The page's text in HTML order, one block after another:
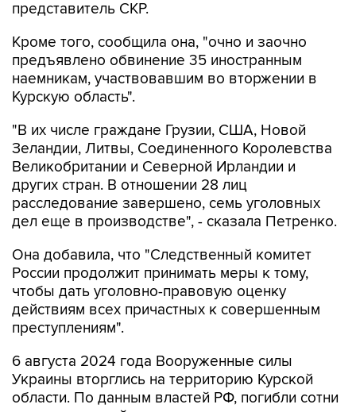
представитель СКР.
Кроме того, сообщила она, "очно и заочно
предъявлено обвинение 35 иностранным
наемникам, участвовавшим во вторжении в
Курскую область".
"В их числе граждане Грузии, США, Новой
Зеландии, Литвы, Соединенного Королевства
Великобритании и Северной Ирландии и
других стран. В отношении 28 лиц
расследование завершено, семь уголовных
дел еще в производстве", - сказала Петренко.
Она добавила, что "Cледственный комитет
России продолжит принимать меры к тому,
чтобы дать уголовно-правовую оценку
действиям всех причастных к совершенным
преступлениям".
6 августа 2024 года Вооруженные силы
Украины вторглись на территорию Курской
области. По данным властей РФ, погибли сотни